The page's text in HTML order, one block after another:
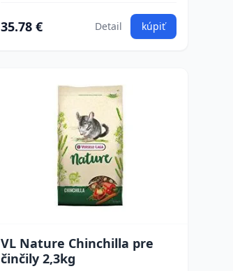
35.78 € Detail kúpiť
VL Nature Chinchilla pre
činčily 2,3kg